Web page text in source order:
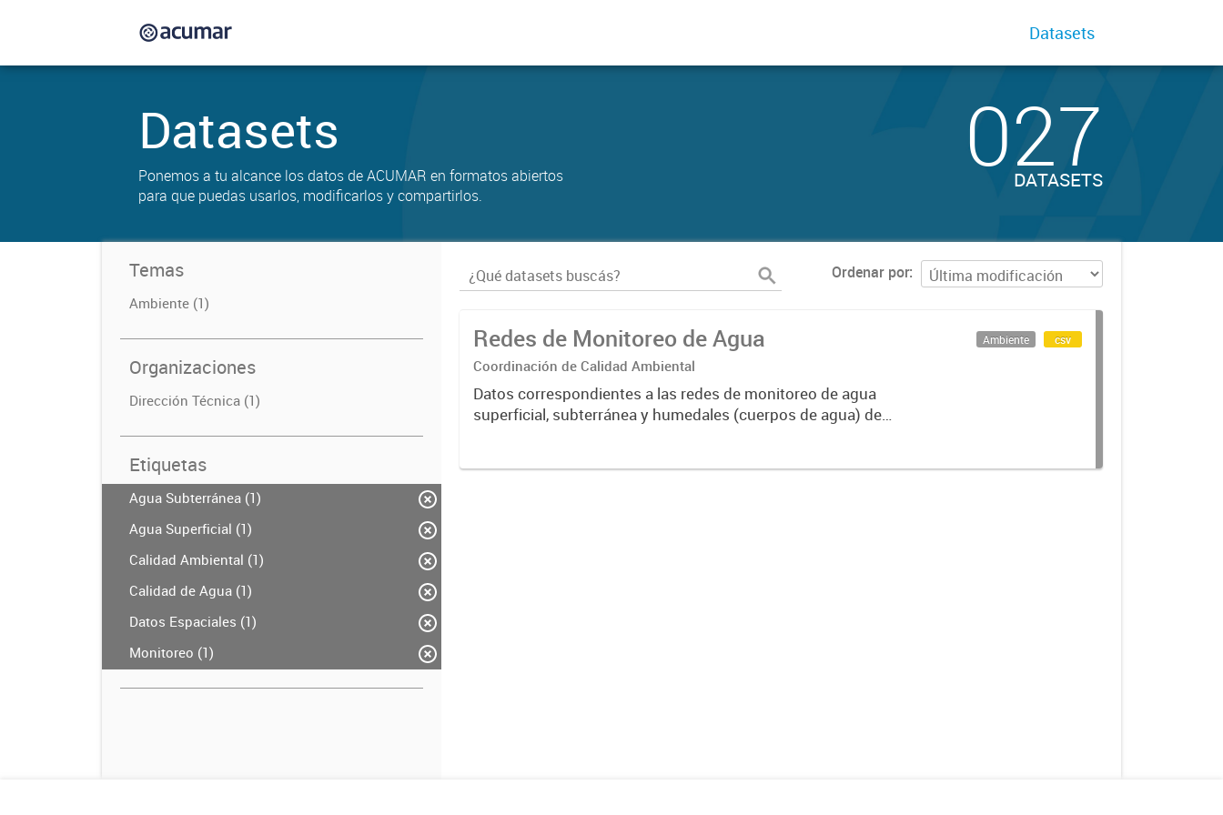
Datasets
Datasets
Ponemos a tu alcance los datos de ACUMAR en formatos abiertos
para que puedas usarlos, modificarlos y compartirlos.
027
DATASETS
Temas
Ambiente (1)
Organizaciones
Dirección Técnica (1)
Etiquetas
Agua Subterránea (1)
Agua Superficial (1)
Calidad Ambiental (1)
Calidad de Agua (1)
Datos Espaciales (1)
Monitoreo (1)
Ordenar por
Redes de Monitoreo de Agua
Coordinación de Calidad Ambiental
Datos correspondientes a las redes de monitoreo de agua
superficial, subterránea y humedales (cuerpos de agua) de
Ambiente csv